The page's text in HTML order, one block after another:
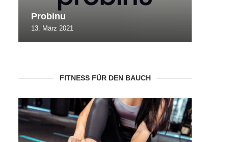
Probinu
13. März 2021
FITNESS FÜR DEN BAUCH